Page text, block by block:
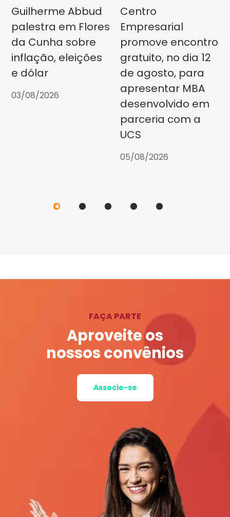
Guilherme Abbud
palestra em Flores
da Cunha sobre
inflação, eleições
e dólar
03/08/2026
Centro
Empresarial
promove encontro
gratuito, no dia 12
de agosto, para
apresentar MBA
desenvolvido em
parceria com a
UCS
05/08/2026
FAÇA PARTE
Aproveite os
nossos convênios
Associe-se